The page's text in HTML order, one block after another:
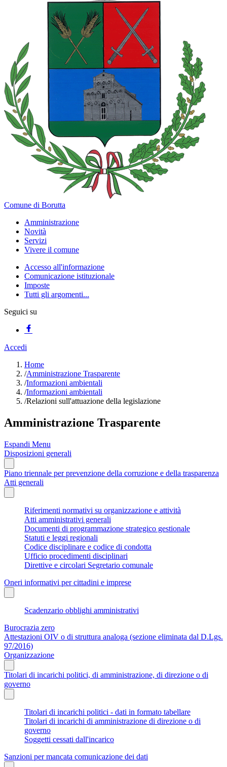
Comune di Borutta
Amministrazione
Novità
Servizi
Vivere il comune
Accesso all'informazione
Comunicazione istituzionale
Imposte
Tutti gli argomenti...
Seguici su
Accedi
Home
/Amministrazione Trasparente
/Informazioni ambientali
/Informazioni ambientali
/Relazioni sull'attuazione della legislazione
Amministrazione Trasparente
Espandi Menu
Disposizioni generali
Piano triennale per prevenzione della corruzione e della trasparenza
Atti generali
Riferimenti normativi su organizzazione e attività
Atti amministrativi generali
Documenti di programmazione strategico gestionale
Statuti e leggi regionali
Codice disciplinare e codice di condotta
Ufficio procedimenti disciplinari
Direttive e circolari Segretario comunale
Oneri informativi per cittadini e imprese
Scadenzario obblighi amministrativi
Burocrazia zero
Attestazioni OIV o di struttura analoga (sezione eliminata dal D.Lgs.
97/2016)
Organizzazione
Titolari di incarichi politici, di amministrazione, di direzione o di
governo
Titolari di incarichi politici - dati in formato tabellare
Titolari di incarichi di amministrazione di direzione o di
governo
Soggetti cessati dall'incarico
Sanzioni per mancata comunicazione dei dati